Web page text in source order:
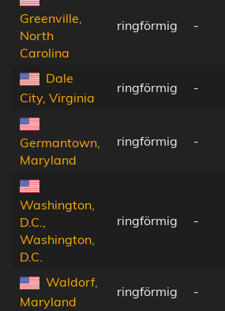
Greenville,
North
Carolina
ringförmig -
Dale
City, Virginia
ringförmig -
Germantown,
Maryland
ringförmig -
Washington,
D.C.,
Washington,
D.C.
ringförmig -
Waldorf,
Maryland
ringförmig -